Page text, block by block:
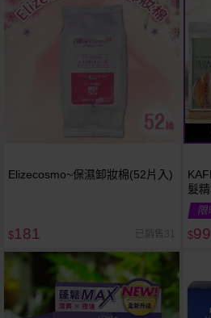
Elizecosmo~保濕卸妝棉(52片入)
$181 已銷售31
髮
款
限
$99